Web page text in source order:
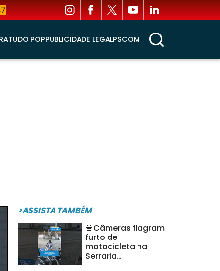
TUDO POPPUBLICIDADE LEGALPSCOM
>ASSISTA TAMBÉM
🚨Câmeras flagram
furto de
motocicleta na
Serraria